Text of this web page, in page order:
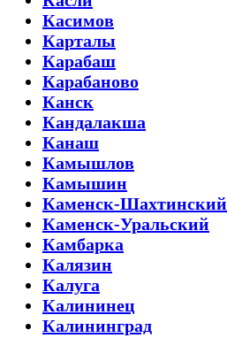
Касимов
Карталы
Карабаш
Карабаново
Канск
Кандалакша
Канаш
Камышлов
Камышин
Каменск-Шахтинский
Каменск-Уральский
Камбарка
Калязин
Калуга
Калининец
Калининград